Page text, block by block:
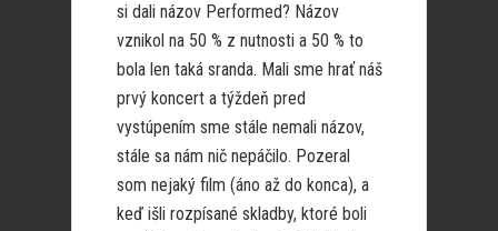
si dali názov Performed? Názov
vznikol na 50 % z nutnosti a 50 % to
bola len taká sranda. Mali sme hrať náš
prvý koncert a týždeň pred
vystúpením sme stále nemali názov,
stále sa nám nič nepáčilo. Pozeral
som nejaký film (áno až do konca), a
keď išli rozpísané skladby, ktoré boli